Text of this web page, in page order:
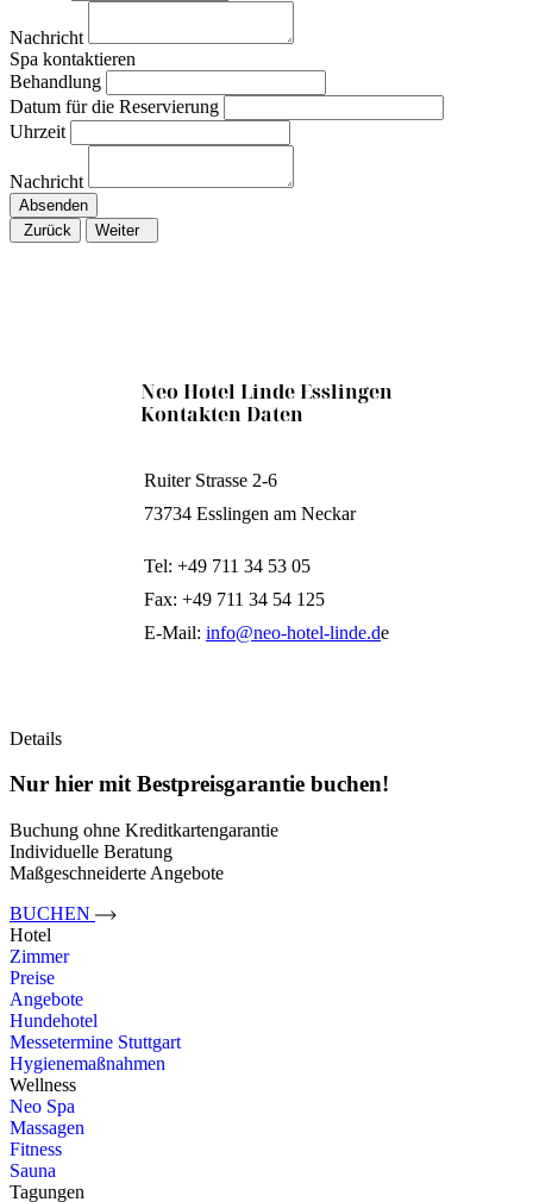
Nachricht
Spa kontaktieren
Behandlung
Datum für die Reservierung
Uhrzeit
Nachricht
Absenden
Zurück
Weiter
Neo Hotel Linde Esslingen
Kontakten Daten
Ruiter Strasse 2-6
73734 Esslingen am Neckar
Tel: +49 711 34 53 05
Fax: +49 711 34 54 125
E-Mail: info@neo-hotel-linde.de
Details
Nur hier mit Best­preis­garantie buchen!
Buchung ohne Kredit­karten­garantie
Indi­viduelle Beratung
Maß­geschnei­derte Angebote
BUCHEN
Hotel
Zimmer
Preise
Angebote
Hundehotel
Messetermine Stuttgart
Hygienemaßnahmen
Wellness
Neo Spa
Massagen
Fitness
Sauna
Tagungen